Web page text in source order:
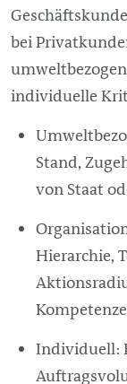
bei
individuelle
Stand,
von Staat
Hierarchie,
Individuell: